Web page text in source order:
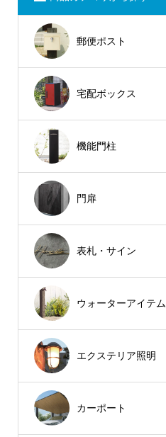
郵便ポスト
宅配ボックス
機能門柱
門扉
表札・サイン
ウォーターアイテム
エクステリア照明
カーポート